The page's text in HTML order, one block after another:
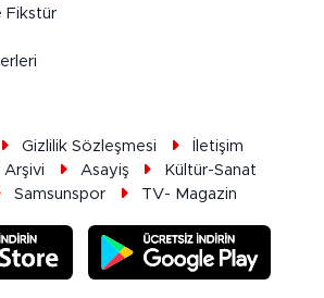
Fikstür
Gizlilik Sözleşmesi
İletişim
Arşivi Asayiş
Kültür-Sanat
Samsunspor TV- Magazin